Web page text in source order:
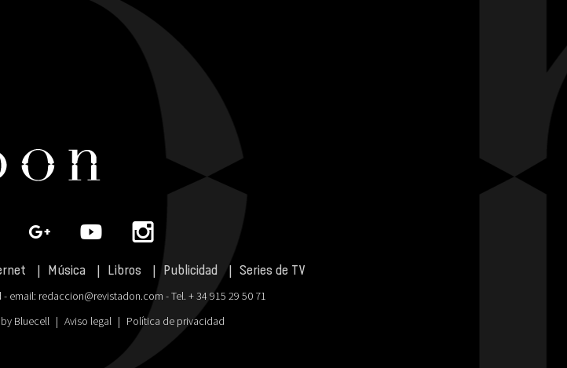
Música Libros Publicidad Series de TV
- email: redaccion@revistadon.com - Tel. + 34 915 29 50 71
Bluecell | Aviso legal | Política de privacidad